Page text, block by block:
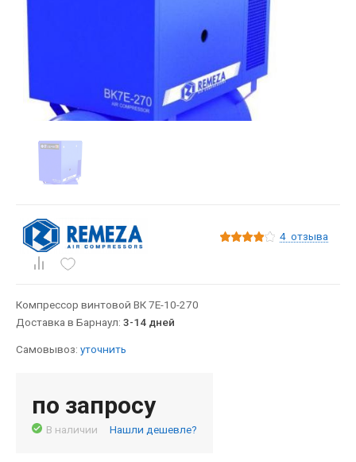
4отзыва
Компрессор винтовой ВК 7Е-10-270
Доставка в Барнаул: 3-14 дней
Самовывоз: уточнить
по запросу
В наличии Нашли дешевле?